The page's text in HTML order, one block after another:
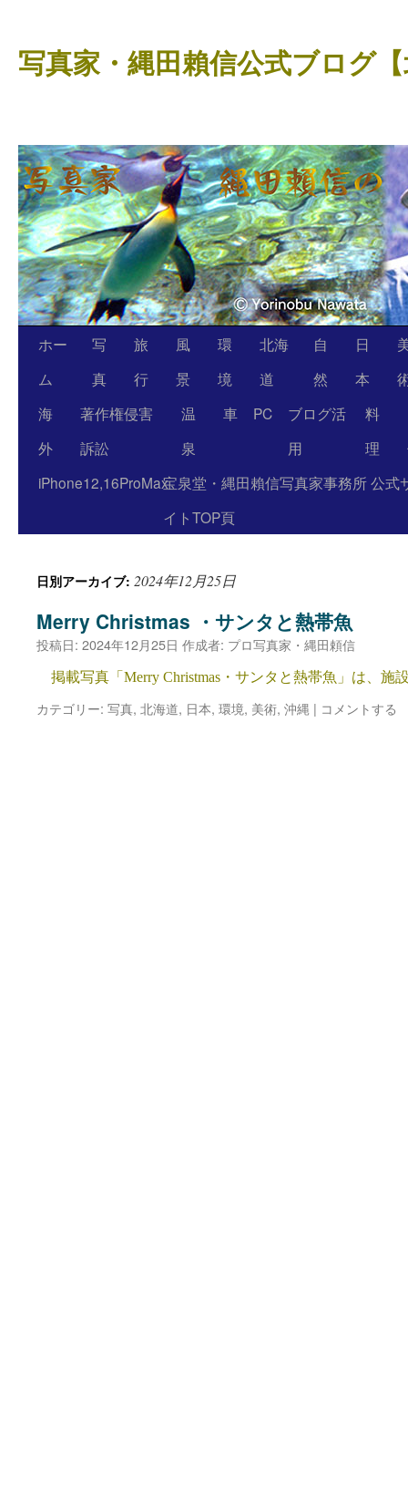
テ
ン
ッ
プ
写真家・縄田賴信公式ブログ
ホー
ム
写
真
旅
行
風
景
環
境
北海
道
自
然
日
本
海
外
著作権侵害
訴訟
温
泉
車 PC
ブログ活
用
料
理
iPhone12,16ProMax宝泉堂・縄田賴信写真家事務所 公式
イトTOP頁
日別アーカイブ: 2024年12月25日
Merry Christmas ・サンタと熱帯魚
投稿日: 2024年12月25日 作成者: プロ写真家・縄田頼信
掲載写真「Merry Christmas・サンタと熱帯魚」は、
カテゴリー: 写真, 北海道, 日本, 環境, 美術, 沖縄 | コメントする